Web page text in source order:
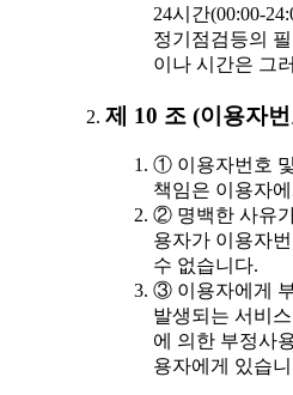
24시간(00:00-
정기점검등의
이나 시간은 그
제 10 조 (이용자
① 이용자번호
책임은 이용자
② 명백한 사유
용자가 이용자
수 없습니다.
③ 이용자에게
발생되는 서비
에 의한 부정사
용자에게 있습